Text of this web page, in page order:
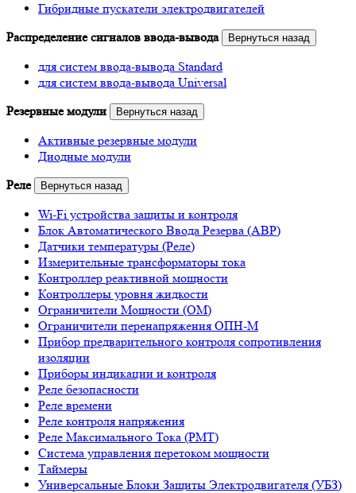
Гибридные пускатели электродвигателей
Распределение сигналов ввода-вывода
Вернуться назад
для систем ввода-вывода Standard
для систем ввода-вывода Universal
Резервные модули
Вернуться назад
Активные резервные модули
Диодные модули
Реле
Вернуться назад
Wi-Fi устройства защиты и контроля
Блок Автоматического Ввода Резерва (АВР)
Датчики температуры (Реле)
Измерительные трансформаторы тока
Контроллер реактивной мощности
Контроллеры уровня жидкости
Ограничители Мощности (ОМ)
Ограничители перенапряжения ОПН-М
Прибор предварительного контроля сопротивления
изоляции
Приборы индикации и контроля
Реле безопасности
Реле времени
Реле контроля напряжения
Реле Максимального Тока (РМТ)
Система управления перетоком мощности
Таймеры
Универсальные Блоки Защиты Электродвигателя (УБЗ)